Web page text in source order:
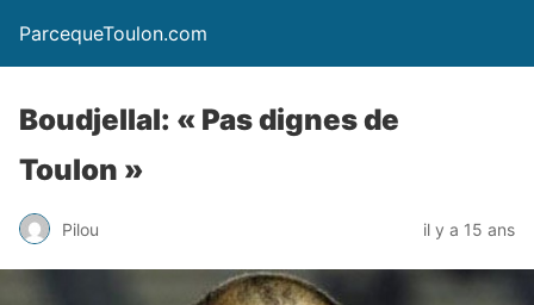
ParcequeToulon.com
Boudjellal: « Pas dignes de
Toulon »
Pilou il y a 15 ans